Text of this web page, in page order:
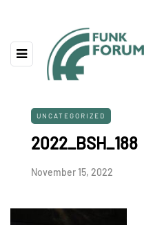
UNCATEGORIZED
2022_BSH_188
November 15, 2022